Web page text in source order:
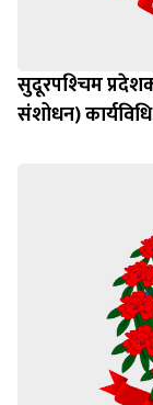
सुदूरपश्‍चिम
संशोधन)